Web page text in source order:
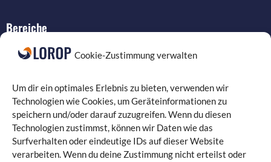
Cookie-Zustimmung verwalten
Um dir ein optimales Erlebnis zu bieten, verwenden wir
Technologien wie Cookies, um Geräteinformationen zu
speichern und/oder darauf zuzugreifen. Wenn du diesen
Technologien zustimmst, können wir Daten wie das
Surfverhalten oder eindeutige IDs auf dieser Website
verarbeiten. Wenn du deine Zustimmung nicht erteilst oder
Bereiche
Verkabelung
Compliance
Programmierung